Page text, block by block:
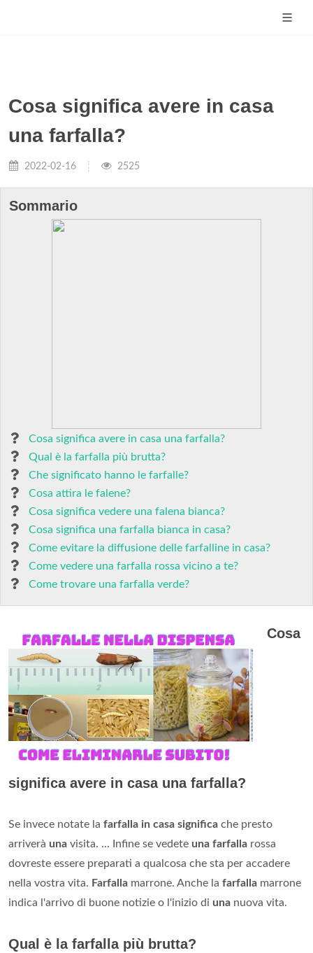
Cosa significa avere in casa
una farfalla?
2022-02-16 2525
Sommario
Cosa significa avere in casa una farfalla?
Qual è la farfalla più brutta?
Che significato hanno le farfalle?
Cosa attira le falene?
Cosa significa vedere una falena bianca?
Cosa significa una farfalla bianca in casa?
Come evitare la diffusione delle farfalline in casa?
Come vedere una farfalla rossa vicino a te?
Come trovare una farfalla verde?
Cosa
significa avere in casa una farfalla?
Se invece notate la farfalla in casa significa che presto
arriverà una visita. ... Infine se vedete una farfalla rossa
dovreste essere preparati a qualcosa che sta per accadere
nella vostra vita. Farfalla marrone. Anche la farfalla marrone
indica l'arrivo di buone notizie o l'inizio di una nuova vita.
Qual è la farfalla più brutta?